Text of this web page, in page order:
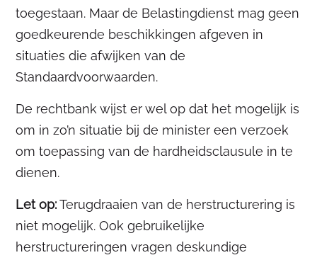
toegestaan. Maar de Belastingdienst mag geen
goedkeurende beschikkingen afgeven in
situaties die afwijken van de
Standaardvoorwaarden.
De rechtbank wijst er wel op dat het mogelijk is
om in zo’n situatie bij de minister een verzoek
om toepassing van de hardheidsclausule in te
dienen.
Let op:Terugdraaien van de herstructurering is
niet mogelijk. Ook gebruikelijke
herstructureringen vragen deskundige